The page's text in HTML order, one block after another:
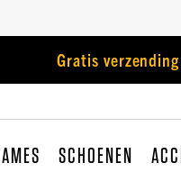
Gratis
SCHOENEN